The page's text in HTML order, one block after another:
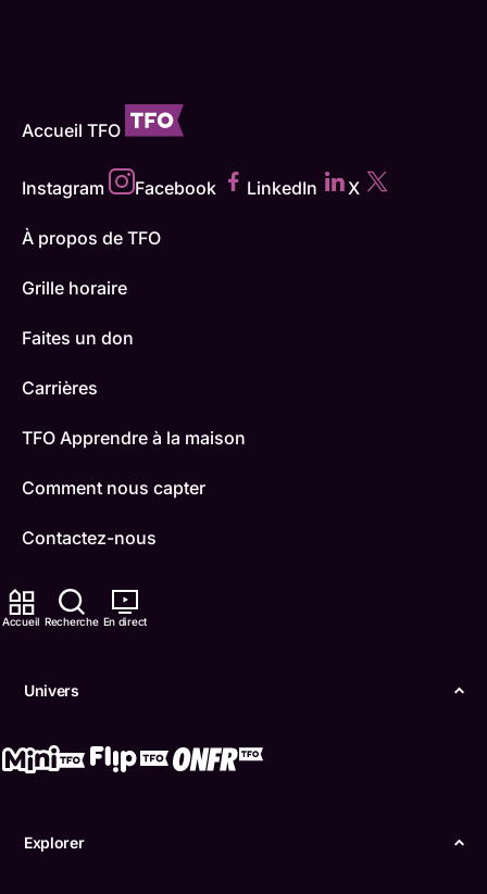
Accueil Recherche En direct
Univers
Explorer
Accueil TFO
Instagram Facebook LinkedIn X
À propos de TFO
Grille horaire
Faites un don
Carrières
TFO Apprendre à la maison
Comment nous capter
Contactez-nous
ONFR
Boukili
Confidentialité